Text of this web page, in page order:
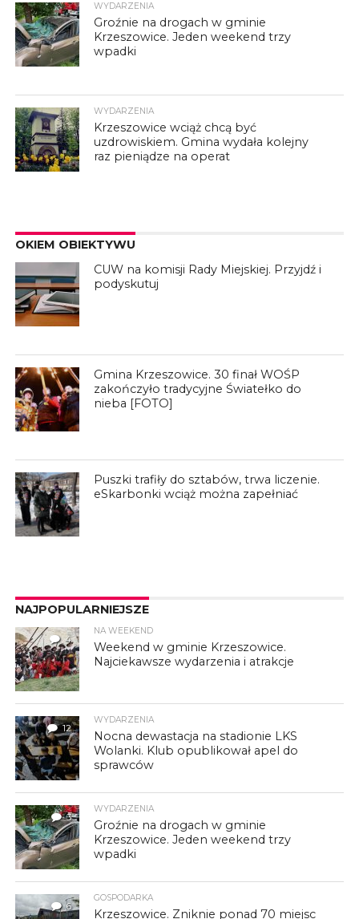
WYDARZENIA
Groźnie na drogach w gminie
Krzeszowice. Jeden weekend trzy
wpadki
WYDARZENIA
Krzeszowice wciąż chcą być
uzdrowiskiem. Gmina wydała kolejny
raz pieniądze na operat
OKIEM OBIEKTYWU
CUW na komisji Rady Miejskiej. Przyjdź i
podyskutuj
Gmina Krzeszowice. 30 finał WOŚP
zakończyło tradycyjne Światełko do
nieba [FOTO]
Puszki trafiły do sztabów, trwa liczenie.
eSkarbonki wciąż można zapełniać
NAJPOPULARNIEJSZE
4
NA WEEKEND
Weekend w gminie Krzeszowice.
Najciekawsze wydarzenia i atrakcje
12
WYDARZENIA
Nocna dewastacja na stadionie LKS
Wolanki. Klub opublikował apel do
sprawców
3
WYDARZENIA
Groźnie na drogach w gminie
Krzeszowice. Jeden weekend trzy
wpadki
6
GOSPODARKA
Krzeszowice. Zniknie ponad 70 miejsc